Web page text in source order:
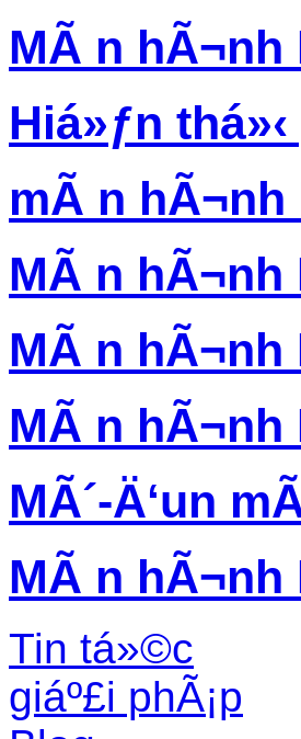
MÃ n hÃ¬nh
Hiá»ƒn
mÃ n hÃ¬nh
MÃ n hÃ¬nh
MÃ n hÃ¬nh
MÃ n hÃ¬nh
MÃ´-Ä‘un
MÃ n
Tin tá»©c
giáº£i phÃ¡p